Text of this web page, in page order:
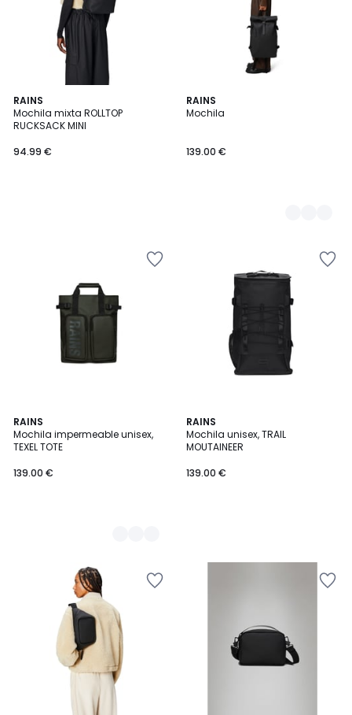
RAINS
Mochila mixta ROLLTOP
RUCKSACK MINI
94.99 €
RAINS
Mochila
139.00 €
3
Colores
RAINS
Mochila impermeable unisex,
TEXEL TOTE
139.00 €
2
Colores
RAINS
Mochila unisex, TRAIL
MOUTAINEER
139.00 €